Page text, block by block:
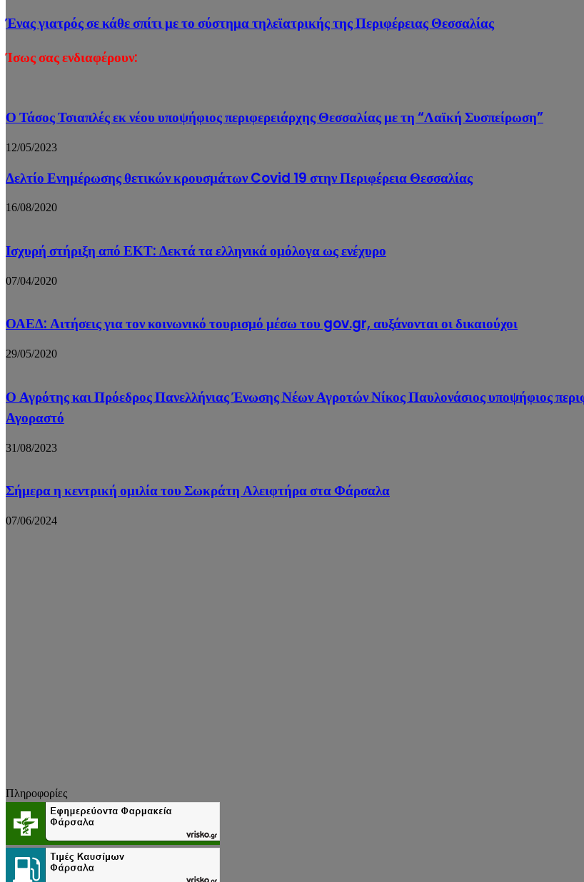
Ένας γιατρός σε κάθε σπίτι με το σύστημα τηλεϊατρικής της Περιφέρειας Θεσσαλίας
Ίσως σας ενδιαφέρουν:
Ο Τάσος Τσιαπλές εκ νέου υποψήφιος περιφερειάρχης Θεσσαλίας με τη “Λαϊκή Συσπείρωση”
12/05/2023
Δελτίο Ενημέρωσης θετικών κρουσμάτων Covid 19 στην Περιφέρεια Θεσσαλίας
16/08/2020
Ισχυρή στήριξη από ΕΚΤ: Δεκτά τα ελληνικά ομόλογα ως ενέχυρο
07/04/2020
ΟΑΕΔ: Αιτήσεις για τον κοινωνικό τουρισμό μέσω του gov.gr, αυξάνονται οι δικαιούχοι
29/05/2020
Ο Αγρότης και Πρόεδρος Πανελλήνιας Ένωσης Νέων Αγροτών Νίκος Παυλονάσιος υποψήφιος
Αγοραστό
31/08/2023
Σήμερα η κεντρική ομιλία του Σωκράτη Αλειφτήρα στα Φάρσαλα
07/06/2024
Πληροφορίες